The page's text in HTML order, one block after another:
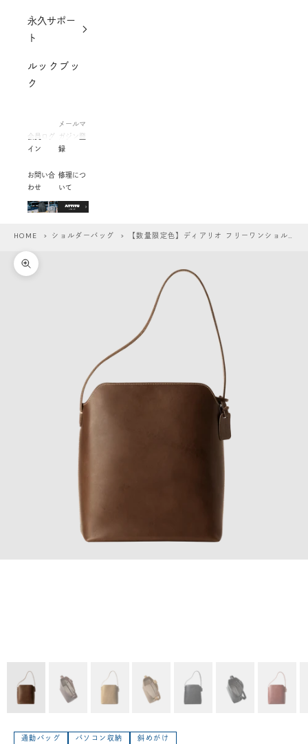
永久サポー
ト
ルックブッ
ク
会員ログ
イン
メールマ
ガジン登
録
お問い合
わせ
修理につ
いて
HOME > ショルダーバッグ > 【数量限定色】ディアリオ フリーワンショルダー
ズームイン
通勤バッグ パソコン収納 斜めがけ